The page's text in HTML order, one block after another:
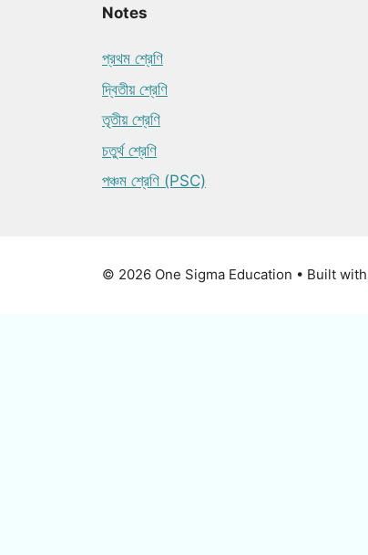
Notes
প্রথম শ্রেণি
দ্বিতীয় শ্রেণি
তৃতীয় শ্রেণি
চতুর্থ শ্রেণি
পঞ্চম শ্রেণি (PSC)
© 2026 One Sigma Education • Built with